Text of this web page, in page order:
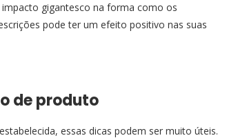
gigantesco na forma como os
pode ter um efeito positivo nas suas
de produto
essas dicas podem ser muito úteis.